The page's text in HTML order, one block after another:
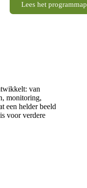
Lees het
van
monitoring,
een helder beeld
voor verdere